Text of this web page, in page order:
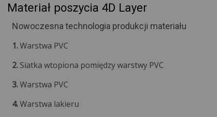
Materiał poszycia 4D Layer
Nowoczesna technologia produkcji materiału
1.Warstwa PVC
2. Siatka wtopiona pomiędzy warstwy PVC
3.Warstwa PVC
4.Warstwa lakieru